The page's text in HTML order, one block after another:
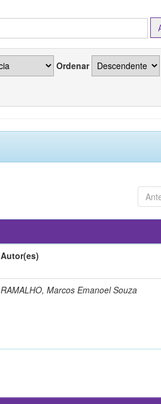
Ordenar
Autor(es)
RAMALHO, Marcos Emanoel Souza